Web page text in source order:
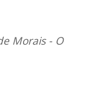
Morais - O